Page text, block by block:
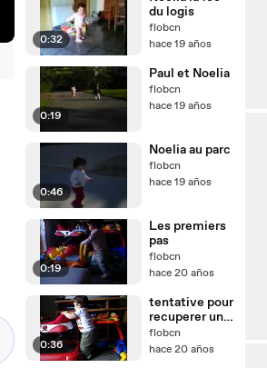
0:32
du logis
flobcn
hace 19 años
0:19
Paul et Noelia
flobcn
hace 19 años
0:46
Noelia au parc
flobcn
hace 19 años
0:19
Les premiers
pas
flobcn
hace 20 años
0:36
tentative pour
recuperer un
jouet
flobcn
hace 20 años